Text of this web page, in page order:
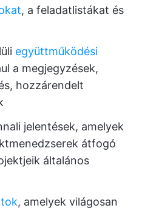
, a feladatlistákat és
együttműködési
a megjegyzések,
hozzárendelt
jelentések, amelyek
átfogó
általános
, amelyek világosan